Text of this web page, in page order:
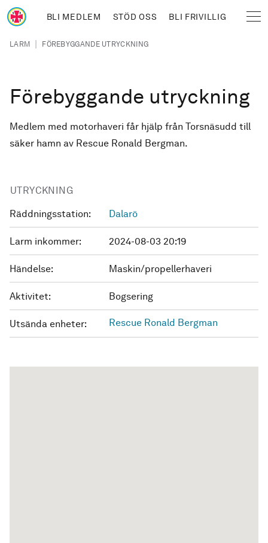
Hoppa till huvudinnehåll
BLI MEDLEM STÖD OSS BLI FRIVILLIG
Länkstig
LARM | FÖREBYGGANDE UTRYCKNING
Förebyggande utryckning
Medlem med motorhaveri får hjälp från Torsnäsudd till
säker hamn av Rescue Ronald Bergman.
UTRYCKNING
Räddningsstation: Dalarö
Larm inkommer: 2024-08-03 20:19
Händelse: Maskin/propellerhaveri
Aktivitet: Bogsering
Utsända enheter: Rescue Ronald Bergman